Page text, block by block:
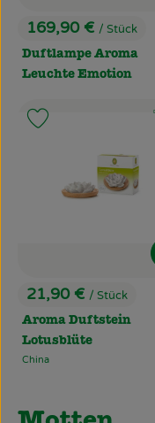
, Preis:
169,90 € / Stück
Duftlampe Aroma
Leuchte Emotion
, Preis:
21,90 € / Stück
Aroma Duftstein
Lotusblüte
, Herkunft:
China
,
Produkt zu